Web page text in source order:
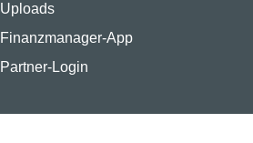
Uploads
Finanzmanager-App
Partner-Login